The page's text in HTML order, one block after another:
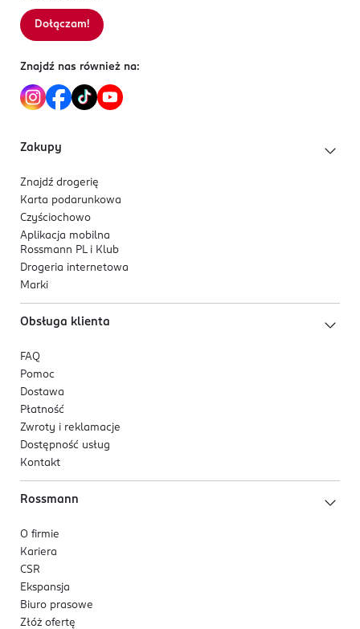
0 656497 630499
Dołączam!
Znajdź nas również na:
Zakupy
Znajdź drogerię
Karta podarunkowa
Czyściochowo
Aplikacja mobilna
Rossmann PL i Klub
Drogeria internetowa
Marki
Obsługa klienta
FAQ
Pomoc
Dostawa
Płatność
Zwroty i reklamacje
Dostępność usług
Kontakt
Rossmann
O firmie
Kariera
CSR
Ekspansja
Biuro prasowe
Złóż ofertę